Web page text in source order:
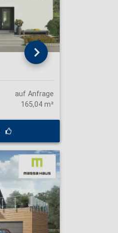
auf Anfrage
165,04 m²